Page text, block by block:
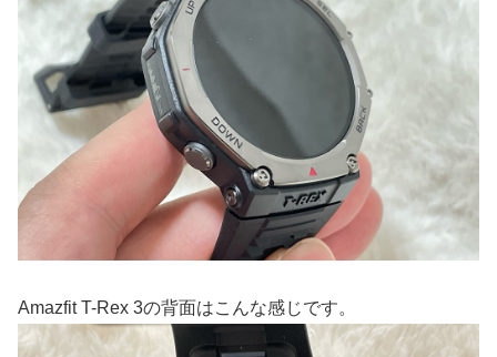
Amazfit T-Rex 3の背面はこんな感じです。